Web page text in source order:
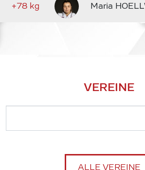
+78 kg Maria
VEREINE
ALLE VEREINE